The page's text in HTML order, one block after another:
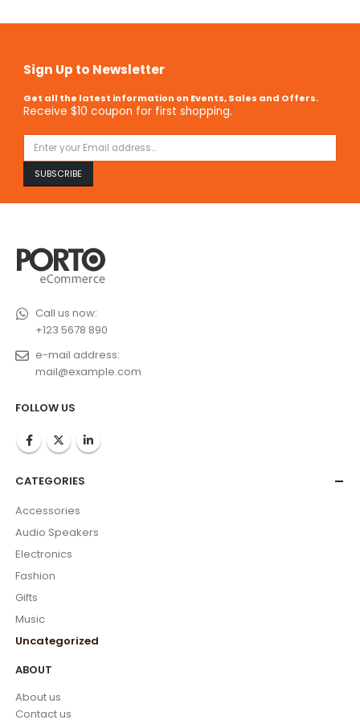
Sign Up to Newsletter
Get all the latest information on Events, Sales and Offers.
Receive $10 coupon for first shopping.
Call us now:
+123 5678 890
e-mail address:
mail@example.com
FOLLOW US
CATEGORIES
Accessories
Audio Speakers
Electronics
Fashion
Gifts
Music
Uncategorized
ABOUT
About us
Contact us